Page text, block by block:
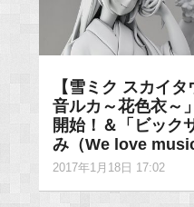
【雪ミク スカイ
音ルカ～花色衣～
開始！＆「ビック
み（We love
2017年1月18日 17:02